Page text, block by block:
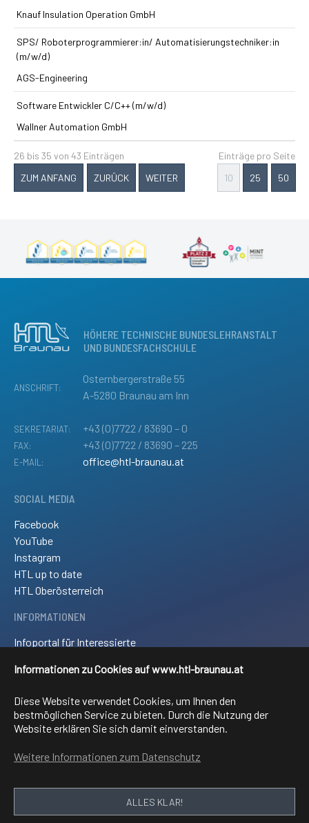
Informationen zu Cookies auf www.htl-braunau.at
Diese Website verwendet Cookies, um Ihnen den
bestmöglichen Service zu bieten. Durch die Nutzung der
Website erklären Sie sich damit einverstanden.
Weitere Informationen zum Datenschutz
ALLES KLAR!
Knauf Insulation Operation GmbH
SPS/ Roboterprogrammierer:in/ Automatisierungstechniker:in
(m/w/d)
AGS-Engineering
Software Entwickler C/C++ (m/w/d)
Wallner Automation GmbH
26 bis 35 von 43 Einträgen
ZUM ANFANG
ZURÜCK WEITER
Einträge pro Seite
10
25 50
HÖHERE TECHNISCHE BUNDESLEHRANSTALT
UND BUNDESFACHSCHULE
ANSCHRIFT:
Osternbergerstraße 55
A-5280 Braunau am Inn
SEKRETARIAT: +43 (0)7722 / 83690 – 0
FAX: +43 (0)7722 / 83690 – 225
E-MAIL: office@htl-braunau.at
SOCIAL MEDIA
Facebook
YouTube
Instagram
HTL up to date
HTL Oberösterreich
INFORMATIONEN
Infoportal für Interessierte
Downloads
Sitemap
FACHRICHTUNGEN
Elektronik und technische Informatik
Mechatronik
Informationstechnologie